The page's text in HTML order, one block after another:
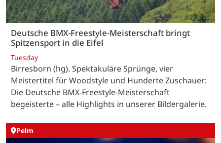
Deutsche BMX-Freestyle-Meisterschaft bringt
Spitzensport in die Eifel
Tuesday
Birresborn (hg). Spektakuläre Sprünge, vier
Meistertitel für Woodstyle und Hunderte Zuschauer:
Die Deutsche BMX-Freestyle-Meisterschaft
begeisterte – alle Highlights in unserer Bildergalerie.
Pelm